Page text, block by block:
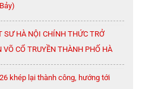
SƯ HÀ NỘI CHÍNH THỨC TRỞ
CỔ TRUYỀN THÀNH PHỐ HÀ
khép lại thành công, hướng tới